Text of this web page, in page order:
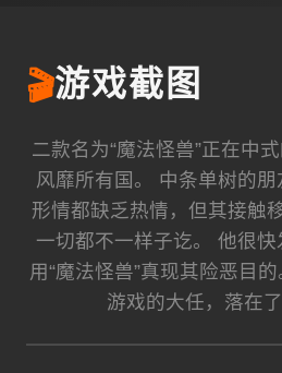
🎬游戏截图
二款名为“魔法怪兽”正在中
风靡所有国。 中条单树的
形情都缺乏热情，但其接触
一切都不一样子讫。 他很快
用“魔法怪兽”真现其险恶目
游戏的大任，落在